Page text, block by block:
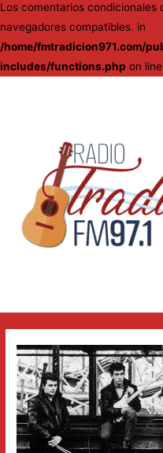
Los comentarios condicionales
navegadores compatibles. in
/home/fmtradicion971.com/
includes/functions.php on line